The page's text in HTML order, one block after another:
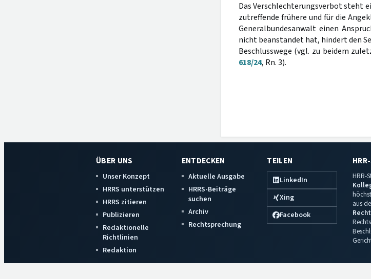
Das Verschlechterungsverbot steht
zutreffende frühere und für die
Generalbundesanwalt einen
nicht beanstandet hat, hindert den
Beschlusswege (vgl. zu beidem
618/24, Rn. 3).
ÜBER UNS
Unser Konzept
HRRS unterstützen
HRRS zitieren
Publizieren
Redaktionelle
Richtlinien
Redaktion
ENTDECKEN
Aktuelle Ausgabe
HRRS-Beiträge
suchen
Archiv
Rechtsprechung
TEILEN
LinkedIn
Xing
Facebook
HRR-
aus